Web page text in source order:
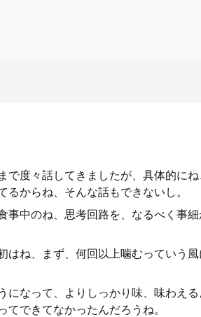
で度々話してきましたが、具体的にね
からね、そんな話もできないし。
中のね、思考回路を、なるべく事細
はね、まず、何回以上噛むっていう
なって、よりしっかり味、味わえる
できてなかったんだろうね。